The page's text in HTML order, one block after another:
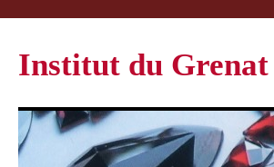
Institut du Grenat